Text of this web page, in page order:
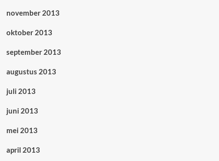
november 2013
oktober 2013
september 2013
augustus 2013
juli 2013
juni 2013
mei 2013
april 2013